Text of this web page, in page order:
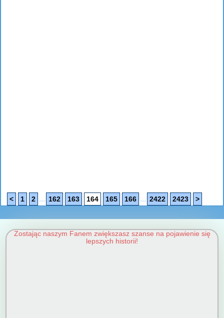
< 1 2 ... 162 163 164 165 166 ... 2422 2423 >
Zostając naszym Fanem zwiększasz szanse na pojawienie się
lepszych historii!